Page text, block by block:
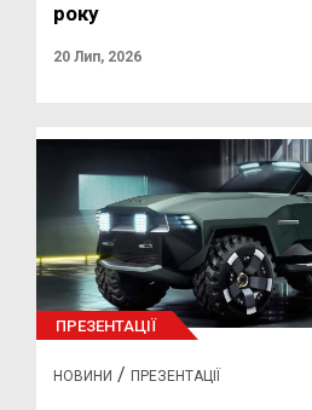
року
20 Лип, 2026
ПРЕЗЕНТАЦІЇ
НОВИНИ / ПРЕЗЕНТАЦІЇ